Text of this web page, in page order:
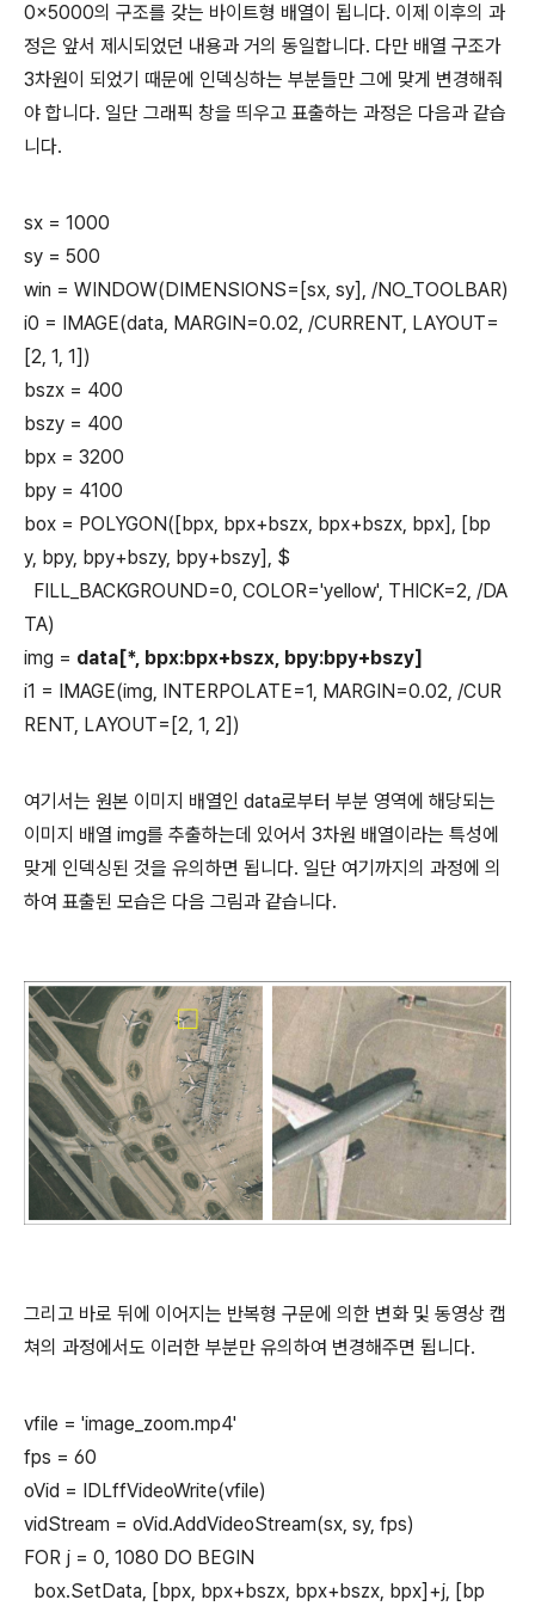
0x5000의 구조를 갖는 바이트형 배열이 됩니다. 이제 이후의 과
정은 앞서 제시되었던 내용과 거의 동일합니다. 다만 배열 구조가
3차원이 되었기 때문에 인덱싱하는 부분들만 그에 맞게 변경해줘
야 합니다. 일단 그래픽 창을 띄우고 표출하는 과정은 다음과 같습
니다.
sx = 1000
sy = 500
win = WINDOW(DIMENSIONS=[sx, sy], /NO_TOOLBAR)
i0 = IMAGE(data, MARGIN=0.02, /CURRENT, LAYOUT=
[2, 1, 1])
bszx = 400
bszy = 400
bpx = 3200
bpy = 4100
box = POLYGON([bpx, bpx+bszx, bpx+bszx, bpx], [bp
y, bpy, bpy+bszy, bpy+bszy], $
FILL_BACKGROUND=0, COLOR='yellow', THICK=2, /DA
TA)
img = data[*, bpx:bpx+bszx, bpy:bpy+bszy]
i1 = IMAGE(img, INTERPOLATE=1, MARGIN=0.02, /CUR
RENT, LAYOUT=[2, 1, 2])
여기서는 원본 이미지 배열인 data로부터 부분 영역에 해당되는
이미지 배열 img를 추출하는데 있어서 3차원 배열이라는 특성에
맞게 인덱싱된 것을 유의하면 됩니다. 일단 여기까지의 과정에 의
하여 표출된 모습은 다음 그림과 같습니다.
그리고 바로 뒤에 이어지는 반복형 구문에 의한 변화 및 동영상 캡
쳐의 과정에서도 이러한 부분만 유의하여 변경해주면 됩니다.
vfile = 'image_zoom.mp4'
fps = 60
oVid = IDLffVideoWrite(vfile)
vidStream = oVid.AddVideoStream(sx, sy, fps)
FOR j = 0, 1080 DO BEGIN
box.SetData, [bpx, bpx+bszx, bpx+bszx, bpx]+j, [bp